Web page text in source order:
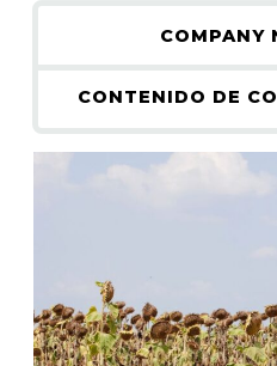
COMPANY
CONTENIDO DE